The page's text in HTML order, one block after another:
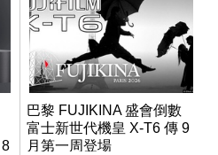
巴黎 FUJIKINA 盛會倒數
富士新世代機皇 X-T6 傳 9
月第一周登場